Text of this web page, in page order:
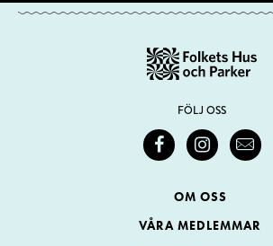
FÖLJ OSS
OM OSS
VÅRA MEDLEMMAR